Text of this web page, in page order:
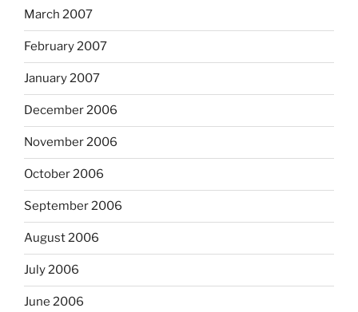
March 2007
February 2007
January 2007
December 2006
November 2006
October 2006
September 2006
August 2006
July 2006
June 2006